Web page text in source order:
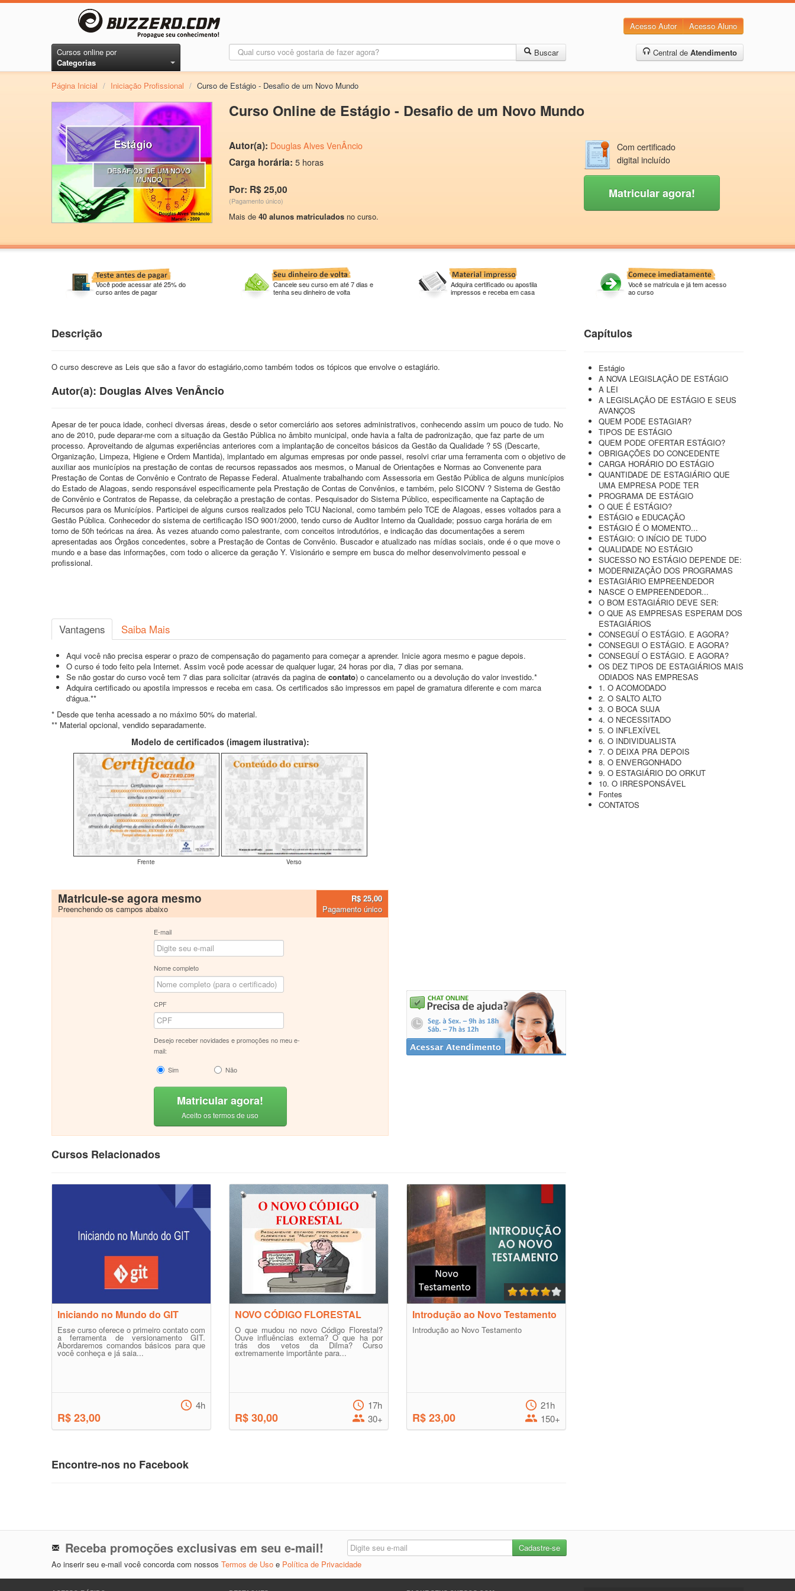
Acesso Autor Acesso Aluno
Cursos online por
Categorias
Buscar Central de Atendimento
Página Inicial / Iniciação Profissional / Curso de Estágio - Desafio de um Novo Mundo
Curso Online de Estágio - Desafio de um Novo Mundo
Autor(a): Douglas Alves VenÂncio
Carga horária: 5 horas
Por: R$ 25,00
(Pagamento único)
Mais de 40 alunos matriculados no curso.
Com certificado
digital incluído
Matricular agora!
Você pode acessar até 25% do
curso antes de pagar
Cancele seu curso em até 7 dias e
tenha seu dinheiro de volta
Adquira certificado ou apostila
impressos e receba em casa
Você se matricula e já tem acesso
ao curso
Descrição
O curso descreve as Leis que são a favor do estagiário,como também todos os tópicos que envolve o estagiário.
Autor(a): Douglas Alves VenÂncio
Apesar de ter pouca idade, conheci diversas áreas, desde o setor comerciário aos setores administrativos, conhecendo assim um pouco de tudo. No
ano de 2010, pude deparar-me com a situação da Gestão Pública no âmbito municipal, onde havia a falta de padronização, que faz parte de um
processo. Aproveitando de algumas experiências anteriores com a implantação de conceitos básicos da Gestão da Qualidade ? 5S (Descarte,
Organização, Limpeza, Higiene e Ordem Mantida), implantado em algumas empresas por onde passei, resolvi criar uma ferramenta com o objetivo de
auxiliar aos municípios na prestação de contas de recursos repassados aos mesmos, o Manual de Orientações e Normas ao Convenente para
Prestação de Contas de Convênio e Contrato de Repasse Federal. Atualmente trabalhando com Assessoria em Gestão Pública de alguns municípios
do Estado de Alagoas, sendo responsável especificamente pela Prestação de Contas de Convênios, e também, pelo SICONV ? Sistema de Gestão
de Convênio e Contratos de Repasse, da celebração a prestação de contas. Pesquisador do Sistema Público, especificamente na Captação de
Recursos para os Municípios. Participei de alguns cursos realizados pelo TCU Nacional, como também pelo TCE de Alagoas, esses voltados para a
Gestão Pública. Conhecedor do sistema de certificação ISO 9001/2000, tendo curso de Auditor Interno da Qualidade; possuo carga horária de em
torno de 50h teóricas na área. Às vezes atuando como palestrante, com conceitos introdutórios, e indicação das documentações a serem
apresentadas aos Órgãos concedentes, sobre a Prestação de Contas de Convênio. Buscador e atualizado nas mídias sociais, onde é o que move o
mundo e a base das informações, com todo o alicerce da geração Y. Visionário e sempre em busca do melhor desenvolvimento pessoal e
profissional.
Vantagens Saiba Mais
Aqui você não precisa esperar o prazo de compensação do pagamento para começar a aprender. Inicie agora mesmo e pague depois.
O curso é todo feito pela Internet. Assim você pode acessar de qualquer lugar, 24 horas por dia, 7 dias por semana.
Se não gostar do curso você tem 7 dias para solicitar (através da pagina de contato) o cancelamento ou a devolução do valor investido.*
Adquira certificado ou apostila impressos e receba em casa. Os certificados são impressos em papel de gramatura diferente e com marca
d'água.**
* Desde que tenha acessado a no máximo 50% do material.
** Material opcional, vendido separadamente.
Modelo de certificados (imagem ilustrativa):
Frente Verso
Matricule-se agora mesmo
Preenchendo os campos abaixo
R$ 25,00
Pagamento único
E-mail
Nome completo
CPF
Desejo receber novidades e promoções no meu e-
mail:
Sim
Não
Matricular agora!
Aceito os termos de uso
Cursos Relacionados
Iniciando no Mundo do GIT
Esse curso oferece o primeiro contato com
a ferramenta de versionamento GIT.
Abordaremos comandos básicos para que
você conheça e já saia...
R$ 23,00
4h
NOVO CÓDIGO FLORESTAL
O que mudou no novo Código Florestal?
Ouve influências externa? O que ha por
trás dos vetos da Dilma? Curso
extremamente importânte para...
R$ 30,00
17h
30+
Introdução ao Novo Testamento
Introdução ao Novo Testamento
R$ 23,00
21h
150+
Encontre-nos no Facebook
Capítulos
Estágio
A NOVA LEGISLAÇÃO DE ESTÁGIO
A LEI
A LEGISLAÇÃO DE ESTÁGIO E SEUS
AVANÇOS
QUEM PODE ESTAGIAR?
TIPOS DE ESTÁGIO
QUEM PODE OFERTAR ESTÁGIO?
OBRIGAÇÕES DO CONCEDENTE
CARGA HORÁRIO DO ESTÁGIO
QUANTIDADE DE ESTAGIÁRIO QUE
UMA EMPRESA PODE TER
PROGRAMA DE ESTÁGIO
O QUE É ESTÁGIO?
ESTÁGIO e EDUCAÇÃO
ESTÁGIO É O MOMENTO...
ESTÁGIO: O INÍCIO DE TUDO
QUALIDADE NO ESTÁGIO
SUCESSO NO ESTÁGIO DEPENDE DE:
MODERNIZAÇÃO DOS PROGRAMAS
ESTAGIÁRIO EMPREENDEDOR
NASCE O EMPREENDEDOR...
O BOM ESTAGIÁRIO DEVE SER:
O QUE AS EMPRESAS ESPERAM DOS
ESTAGIÁRIOS
CONSEGUÍ O ESTÁGIO. E AGORA?
CONSEGUI O ESTÁGIO. E AGORA?
CONSEGUÍ O ESTÁGIO. E AGORA?
OS DEZ TIPOS DE ESTAGIÁRIOS MAIS
ODIADOS NAS EMPRESAS
1. O ACOMODADO
2. O SALTO ALTO
3. O BOCA SUJA
4. O NECESSITADO
5. O INFLEXÍVEL
6. O INDIVIDUALISTA
7. O DEIXA PRA DEPOIS
8. O ENVERGONHADO
9. O ESTAGIÁRIO DO ORKUT
10. O IRRESPONSÁVEL
Fontes
CONTATOS
Receba promoções exclusivas em seu e-mail!
Ao inserir seu e-mail você concorda com nossos Termos de Uso e Política de Privacidade